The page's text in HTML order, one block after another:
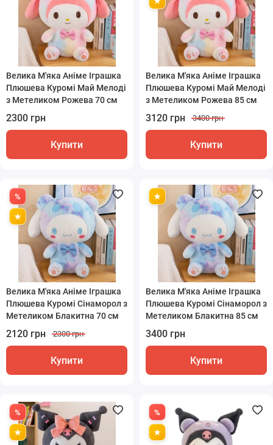
Велика М'яка Аніме Іграшка
Плюшева Куромі Май Мелоді
з Метеликом Рожева 70 см
2300 грн
Купити
Велика М'яка Аніме Іграшка
Плюшева Куромі Май Мелоді
з Метеликом Рожева 85 см
3120 грн 3400 грн
Купити
Велика М'яка Аніме Іграшка
Плюшева Куромі Сінаморол з
Метеликом Блакитна 70 см
2120 грн 2300 грн
Купити
Велика М'яка Аніме Іграшка
Плюшева Куромі Сінаморол з
Метеликом Блакитна 85 см
3400 грн
Купити